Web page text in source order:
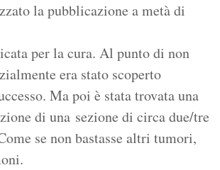
la pubblicazione a metà di
per la cura. Al punto di non
era stato scoperto
Ma poi è stata trovata una
di una sezione di circa due/tre
se non bastasse altri tumori,